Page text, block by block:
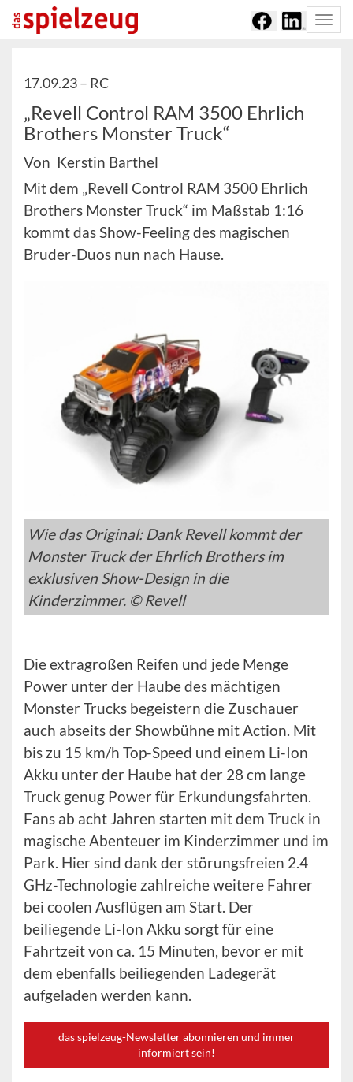
17.09.23 – RC
„Revell Control RAM 3500 Ehrlich
Brothers Monster Truck“
Von Kerstin Barthel
Mit dem „Revell Control RAM 3500 Ehrlich
Brothers Monster Truck“ im Maßstab 1:16
kommt das Show-Feeling des magischen
Bruder-Duos nun nach Hause.
Wie das Original: Dank Revell kommt der
Monster Truck der Ehrlich Brothers im
exklusiven Show-Design in die
Kinderzimmer. © Revell
Die extragroßen Reifen und jede Menge
Power unter der Haube des mächtigen
Monster Trucks begeistern die Zuschauer
auch abseits der Showbühne mit Action. Mit
bis zu 15 km/h Top-Speed und einem Li-Ion
Akku unter der Haube hat der 28 cm lange
Truck genug Power für Erkundungsfahrten.
Fans ab acht Jahren starten mit dem Truck in
magische Abenteuer im Kinderzimmer und im
Park. Hier sind dank der störungsfreien 2.4
GHz-Technologie zahlreiche weitere Fahrer
bei coolen Ausflügen am Start. Der
beiliegende Li-Ion Akku sorgt für eine
Fahrtzeit von ca. 15 Minuten, bevor er mit
dem ebenfalls beiliegenden Ladegerät
aufgeladen werden kann.
das spielzeug-Newsletter abonnieren und immer
informiert sein!